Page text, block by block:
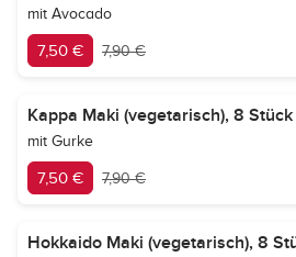
mit Avocado
7,50 € 7,90 €
Kappa Maki (vegetarisch), 8 Stück
mit Gurke
7,50 € 7,90 €
Hokkaido Maki (vegetarisch), 8